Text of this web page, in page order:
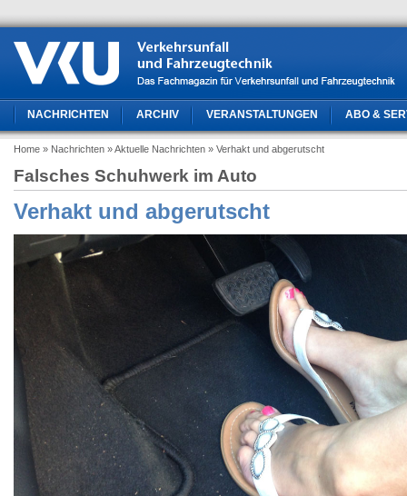
NACHRICHTEN ARCHIV VERANSTALTUNGEN ABO &
Home » Nachrichten » Aktuelle Nachrichten » Verhakt und abgerutscht
Falsches Schuhwerk im Auto
Verhakt und abgerutscht